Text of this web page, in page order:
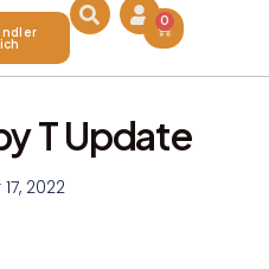
0
T Update
2022